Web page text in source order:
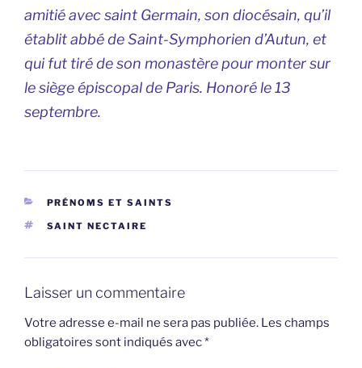
amitié avec saint Germain, son diocésain, qu’il
établit abbé de Saint-Symphorien d’Autun, et
qui fut tiré de son monastère pour monter sur
le siège épiscopal de Paris. Honoré le 13
septembre.
CATÉGORIES
PRÉNOMS ET SAINTS
ÉTIQUETTES
SAINT NECTAIRE
Laisser un commentaire
Votre adresse e-mail ne sera pas publiée. Les champs
obligatoires sont indiqués avec*